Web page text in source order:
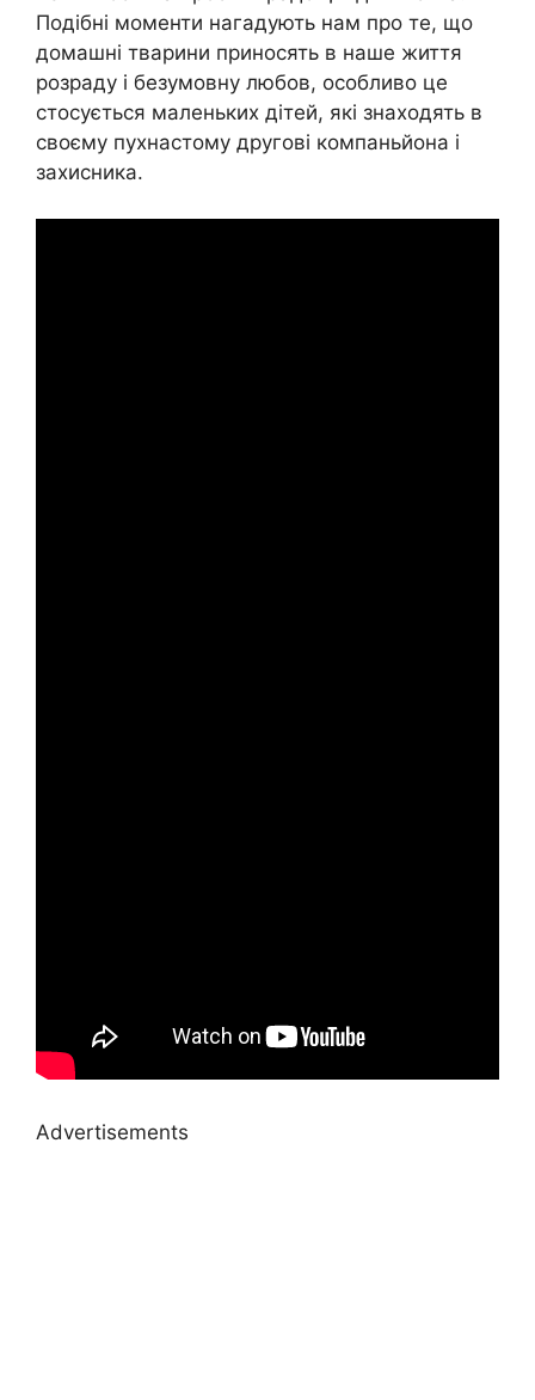
Подібні моменти нагадують нам про те, що
домашні тварини приносять в наше життя
розраду і безумовну любов, особливо це
стосується маленьких дітей, які знаходять в
своєму пухнастому другові компаньйона і
захисника.
Advertisements